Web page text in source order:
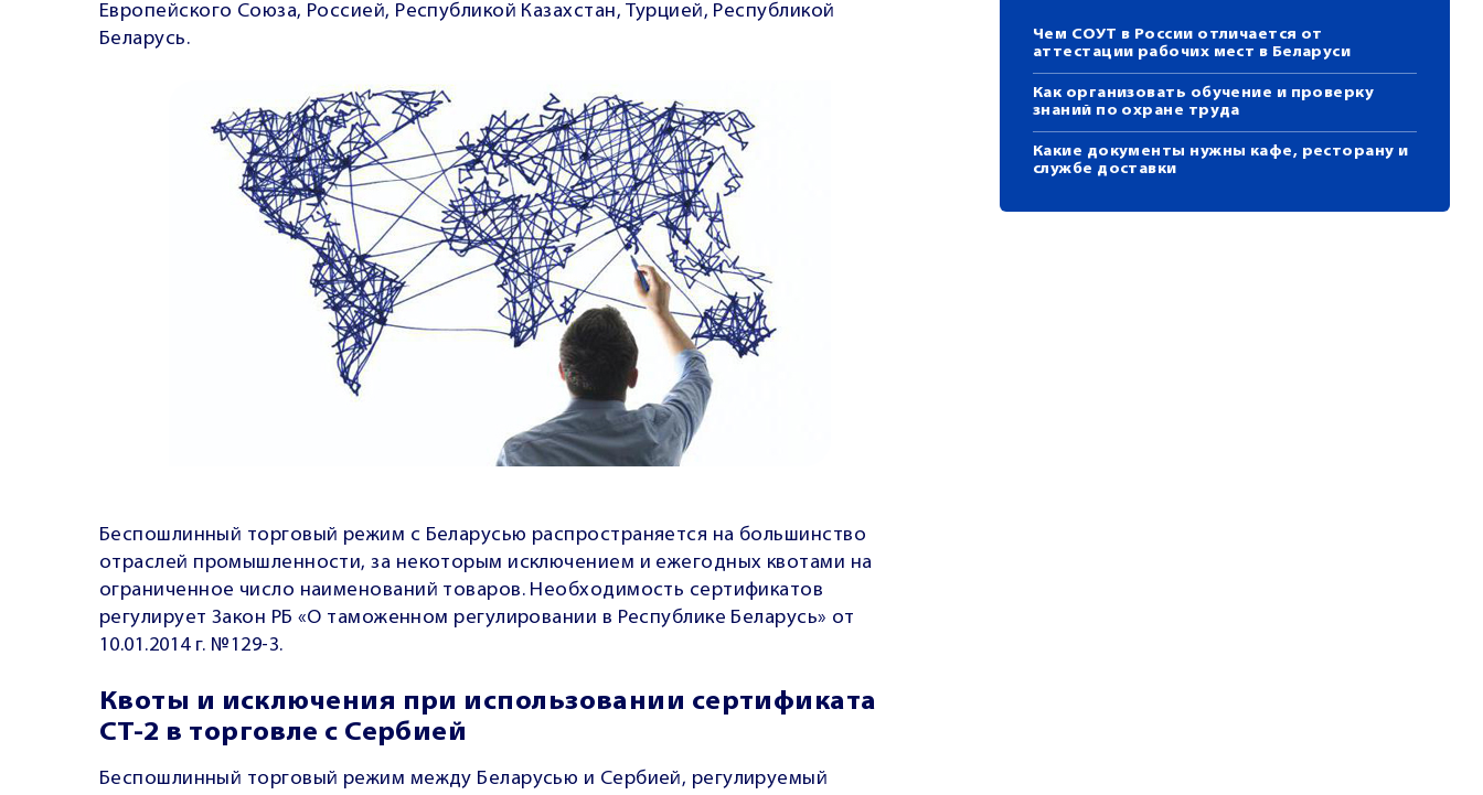
Европейского Союза, Россией, Республикой Казахстан, Турцией, Республикой
Беларусь.
Беспошлинный торговый режим с Беларусью распространяется на большинство
отраслей промышленности, за некоторым исключением и ежегодных квотами на
ограниченное число наименований товаров. Необходимость сертификатов
регулирует Закон РБ «О таможенном регулировании в Республике Беларусь» от
10.01.2014 г. №129-3.
Квоты и исключения при использовании сертификата
СТ-2 в торговле с Сербией
Беспошлинный торговый режим между Беларусью и Сербией, регулируемый
Чем СОУТ в России отличается от
аттестации рабочих мест в Беларуси
Как организовать обучение и проверку
знаний по охране труда
Какие документы нужны кафе, ресторану и
службе доставки